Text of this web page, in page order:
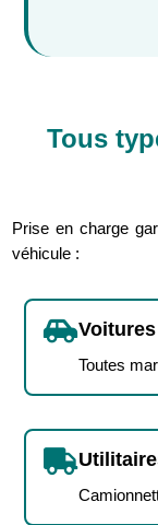
Tous
Prise en charge
véhicule :
Voitures
Toutes
